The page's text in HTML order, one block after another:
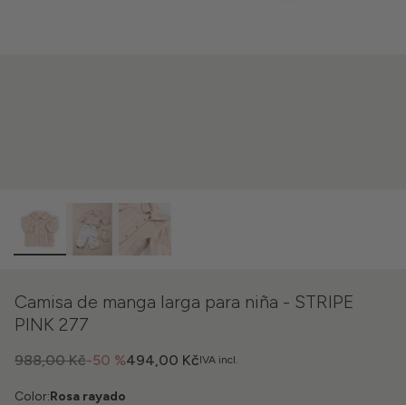
Camisa de manga larga para niña - STRIPE
PINK 277
IVA incl.
-50 %
988,00 Kč 494,00 Kč
Color:Rosa rayado